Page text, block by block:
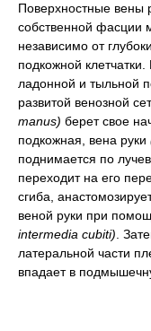
Поверхностные вены
собственной фасции
независимо от
подкожной
ладонной и тыльной
развитой венозной
manus) берет свое
подкожная, вена руки
поднимается по
переходит на его
сгиба,
веной руки при
intermedia cubiti) .
латеральной части
впадает в